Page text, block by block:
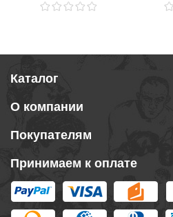
Каталог
О компании
Покупателям
Принимаем к оплате